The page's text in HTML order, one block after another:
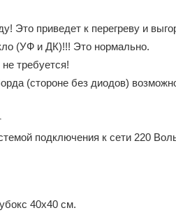
приведет к перегреву и
(УФ и ДК)!!! Это нормально.
требуется!
(стороне без диодов)
подключения к сети 220
40х40 см.